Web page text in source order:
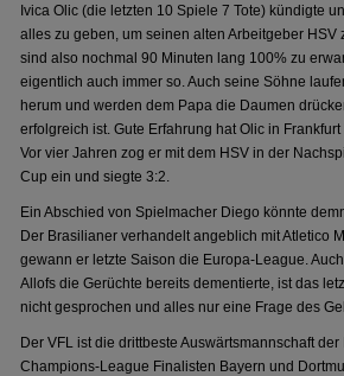
Ivica Olic (die letzten 10 Spiele 7 Tote) kündigte
alles zu geben, um seinen alten Arbeitgeber HSV
sind also nochmal 90 Minuten lang 100% zu
eigentlich auch immer so. Auch seine Söhne
herum und werden dem Papa die Daumen
erfolgreich ist. Gute Erfahrung hat Olic in
Vor vier Jahren zog er mit dem HSV in der
Cup ein und siegte 3:2.
Ein Abschied von Spielmacher Diego könnte
Der Brasilianer verhandelt angeblich mit Atletico
gewann er letzte Saison die Europa-League.
Allofs die Gerüchte bereits dementierte, ist das
nicht gesprochen und alles nur eine Frage des
Der VFL ist die drittbeste Auswärtsmannschaft
Champions-League Finalisten Bayern und